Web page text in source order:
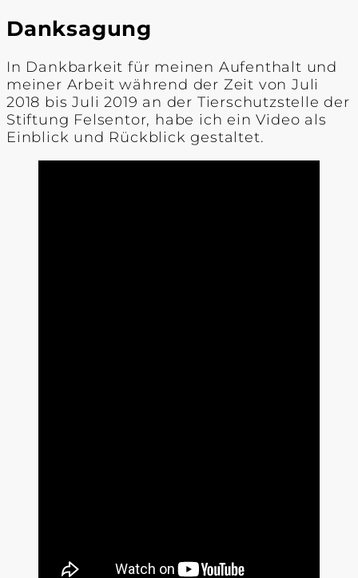
Danksagung
In Dankbarkeit für meinen Aufenthalt und
meiner Arbeit während der Zeit von Juli
2018 bis Juli 2019 an der Tierschutzstelle der
Stiftung Felsentor, habe ich ein Video als
Einblick und Rückblick gestaltet.